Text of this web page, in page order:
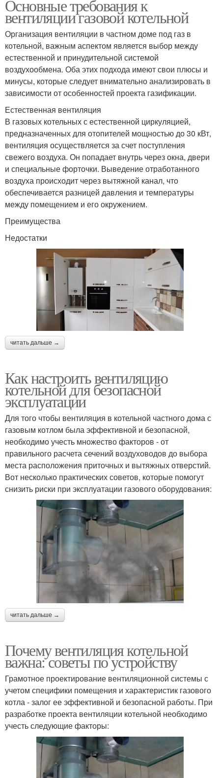
Основные требования к
вентиляции газовой котельной
Организация вентиляции в частном доме под газ в
котельной, важным аспектом является выбор между
естественной и принудительной системой
воздухообмена. Оба этих подхода имеют свои плюсы и
минусы, которые следует внимательно анализировать в
зависимости от особенностей проекта газификации.
Естественная вентиляция
В газовых котельных с естественной циркуляцией,
предназначенных для отопителей мощностью до 30 кВт,
вентиляция осуществляется за счет поступления
свежего воздуха. Он попадает внутрь через окна, двери
и специальные форточки. Выведение отработанного
воздуха происходит через вытяжной канал, что
обеспечивается разницей давления и температуры
между помещением и его окружением.
Преимущества
Недостатки
читать дальше →
Как настроить вентиляцию
котельной для безопасной
эксплуатации
Для того чтобы вентиляция в котельной частного дома с
газовым котлом была эффективной и безопасной,
необходимо учесть множество факторов - от
правильного расчета сечений воздуховодов до выбора
места расположения приточных и вытяжных отверстий.
Вот несколько практических советов, которые помогут
снизить риски при эксплуатации газового оборудования:
читать дальше →
Почему вентиляция котельной
важна: советы по устройству
Грамотное проектирование вентиляционной системы с
учетом специфики помещения и характеристик газового
котла - залог ее эффективной и безопасной работы. При
разработке проекта вентиляции котельной необходимо
учесть следующие факторы: